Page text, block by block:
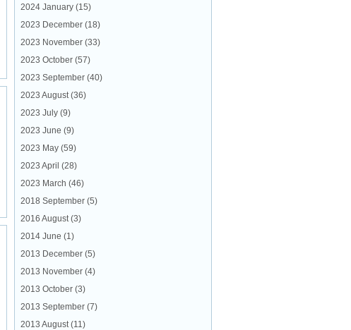
2024 January (15)
2023 December (18)
2023 November (33)
2023 October (57)
2023 September (40)
2023 August(36)
2023 July (9)
2023 June (9)
2023 May (59)
2023 April (28)
2023 March (46)
2018 September (5)
2016 August(3)
2014 June (1)
2013 December (5)
2013 November (4)
2013 October (3)
2013 September (7)
2013 August(11)